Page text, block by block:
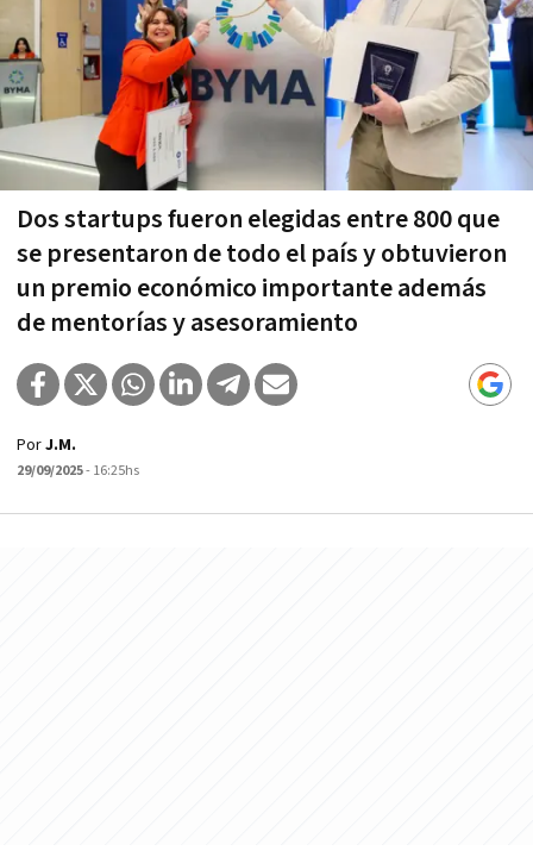
Dos startups fueron elegidas entre 800 que
se presentaron de todo el país y obtuvieron
un premio económico importante además
de mentorías y asesoramiento
PorJ.M.
29/09/2025- 16:25hs